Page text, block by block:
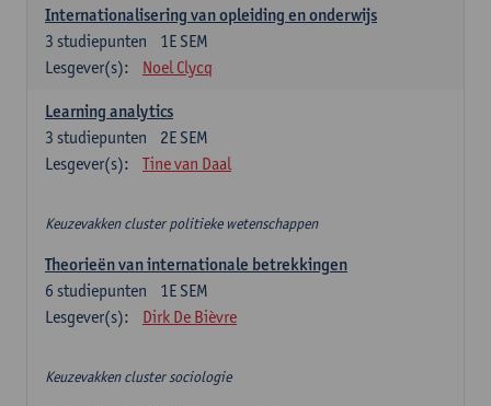
Internationalisering van opleiding en onderwijs
1E SEM
3 studiepunten
Lesgever(s):
Noel Clycq
Learning analytics
2E SEM
3 studiepunten
Lesgever(s):
Tine van Daal
Keuzevakken cluster politieke wetenschappen
Theorieën van internationale betrekkingen
1E SEM
6 studiepunten
Lesgever(s):
Dirk De Bièvre
Keuzevakken cluster sociologie